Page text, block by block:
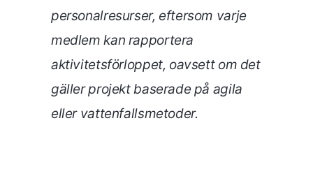
personalresurser, eftersom varje
medlem kan rapportera
aktivitetsförloppet, oavsett om det
gäller projekt baserade på agila
eller vattenfallsmetoder.